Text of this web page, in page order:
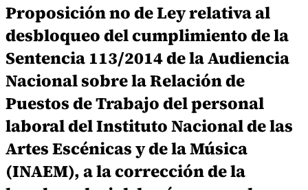
Proposición no de Ley relativa al
desbloqueo del cumplimiento de la
Sentencia 113/2014 de la Audiencia
Nacional sobre la Relación de
Puestos de Trabajo del personal
laboral del Instituto Nacional de las
Artes Escénicas y de la Música
(INAEM), a la corrección de la